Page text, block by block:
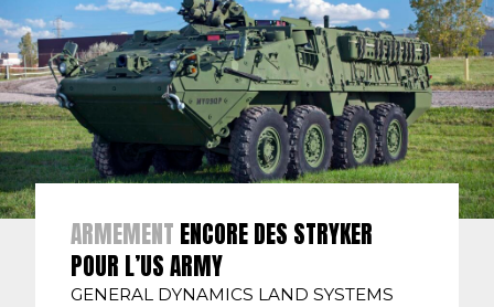
ARMEMENT ENCORE DES STRYKER
POUR L’US ARMY
GENERAL DYNAMICS LAND SYSTEMS